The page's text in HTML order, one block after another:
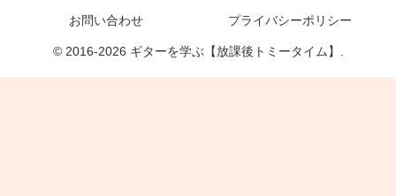
お問い合わせ プライバシーポリシー
© 2016-2026 ギターを学ぶ【放課後トミータイム】.